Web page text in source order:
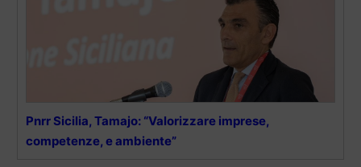
Pnrr Sicilia, Tamajo: “Valorizzare imprese,
competenze, e ambiente”